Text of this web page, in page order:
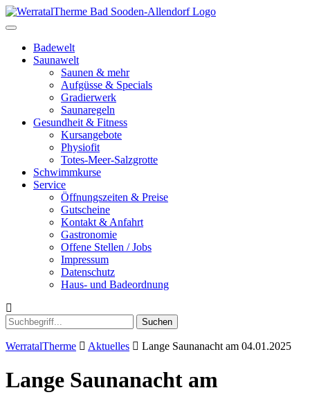
Toggle
navigationBadewelt
Saunawelt
Saunen & mehr
Aufgüsse & Specials
Gradierwerk
Saunaregeln
Gesundheit & Fitness
Kursangebote
Physiofit
Totes-Meer-Salzgrotte
Schwimmkurse
Service
Öffnungszeiten & Preise
Gutscheine
Kontakt & Anfahrt
Gastronomie
Offene Stellen / Jobs
Impressum
Datenschutz
Haus- und Badeordnung
Suchen
WerratalTherme Aktuelles Lange Saunanacht am 04.01.2025
Lange Saunanacht am